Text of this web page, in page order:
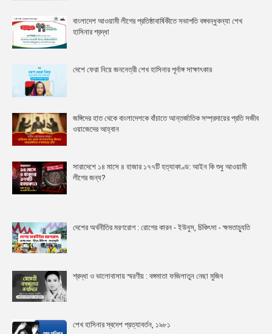
বাংলাদেশ আওয়ামী লীগের প্রতিষ্ঠাবার্ষিকীতে সভাপতি বঙ্গবন্ধুকন্যা শেখ
হাসিনার শ্রদ্ধা
দেশে ফেরা নিয়ে জননেত্রী শেখ হাসিনার পূর্নাঙ্গ সাক্ষাৎকার
জঙ্গিদের হাত থেকে বাংলাদেশকে বাঁচাতে আন্তর্জাতিক সম্প্রদায়ের প্রতি সজীব
ওয়াজেদের আহ্বান
সারাদেশে ১৪ মাসে ৪ হাজার ১৭৭টি হত্যাকাণ্ড: আইন কি শুধু আওয়ামী
লীগের জন্য?
দেশের অর্থনীতির মরণরোগ : রোগের কারন - ইউনুস, চিকিৎসা - ক্ষমতাচ্যুতি
শ্রদ্ধা ও ভালোবাসায় স্মরণীয় : বঙ্গমাতা ফজিলাতুন নেছা মুজিব
শেখ হাসিনার স্বদেশ প্রত্যাবর্তন, ১৯৮১